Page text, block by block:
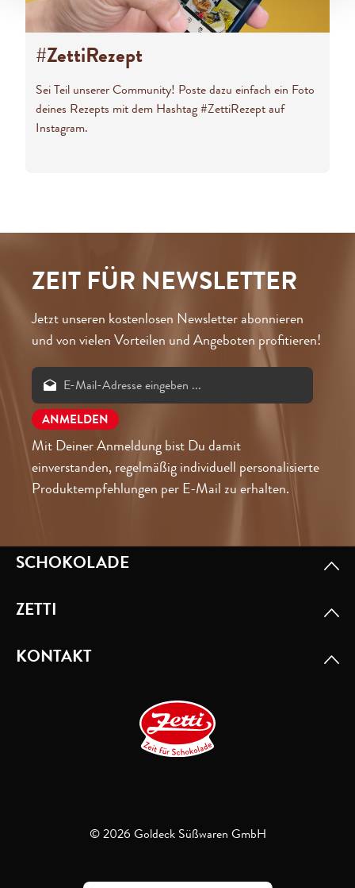
#ZettiRezept
Sei Teil unserer Community! Poste dazu einfach ein Foto
deines Rezepts mit dem Hashtag #ZettiRezept auf
Instagram.
ZEIT FÜR NEWSLETTER
Jetzt unseren kostenlosen Newsletter abonnieren
und von vielen Vorteilen und Angeboten profitieren!
Mit Deiner Anmeldung bist Du damit
einverstanden, regelmäßig individuell personalisierte
Produktempfehlungen per E-Mail zu erhalten.
SCHOKOLADE
ZETTI
KONTAKT
© 2026 Goldeck Süßwaren GmbH